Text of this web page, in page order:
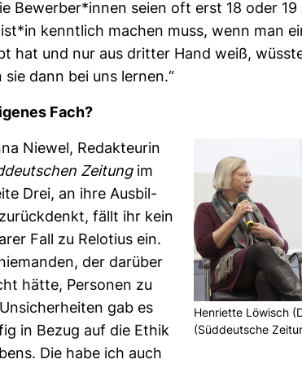
Bewerber*innen seien oft erst 18 oder 19
kennt­lich machen muss, wenn man
hat und nur aus dritter Hand weiß,
sie dann bei uns lernen.“
Fach?
Hen­ri­ette Löwisch
(Süd­deut­sche
Niewel, Redak­teurin
Zei­tungim
Drei, an ihre Aus­bil­
fällt ihr kein
Fall zu Relo­tius ein.
der dar­über
hätte, Per­sonen zu
gab es
in Bezug auf die Ethik
Die habe ich auch